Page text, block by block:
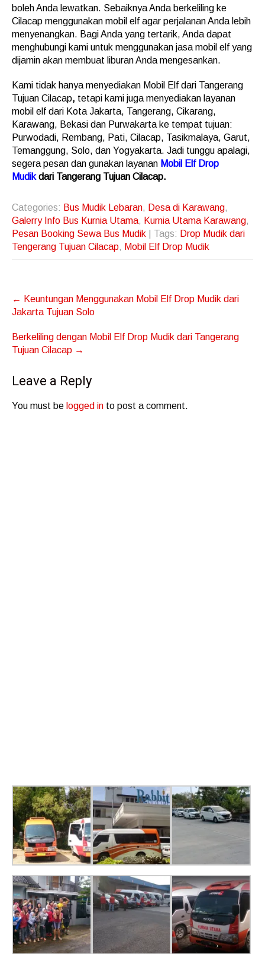
boleh Anda lewatkan. Sebaiknya Anda berkeliling ke
Cilacap menggunakan mobil elf agar perjalanan Anda lebih
menyenangkan. Bagi Anda yang tertarik, Anda dapat
menghubungi kami untuk menggunakan jasa mobil elf yang
dijamin akan membuat liburan Anda mengesankan.
Kami tidak hanya menyediakan Mobil Elf dari Tangerang
Tujuan Cilacap, tetapi kami juga menyediakan layanan
mobil elf dari Kota Jakarta, Tangerang, Cikarang,
Karawang, Bekasi dan Purwakarta ke tempat tujuan:
Purwodadi, Rembang, Pati, Cilacap, Tasikmalaya, Garut,
Temanggung, Solo, dan Yogyakarta. Jadi tunggu apalagi,
segera pesan dan gunakan layanan Mobil Elf Drop
Mudikdari Tangerang Tujuan Cilacap.
Categories: Bus Mudik Lebaran, Desa di Karawang,
Galerry Info Bus Kurnia Utama, Kurnia Utama Karawang,
Pesan Booking Sewa Bus Mudik
| Tags: Drop Mudik dari
Tengerang Tujuan Cilacap, Mobil Elf Drop Mudik
Post
navigation
← Keuntungan Menggunakan Mobil Elf Drop Mudik dari
Jakarta Tujuan Solo
Berkeliling dengan Mobil Elf Drop Mudik dari Tangerang
Tujuan Cilacap →
Leave a Reply
You must be logged in to post a comment.